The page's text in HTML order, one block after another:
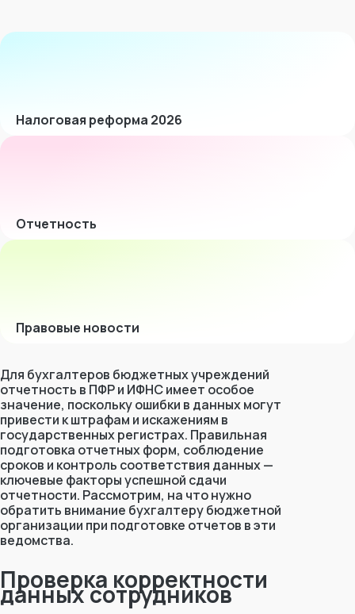
Для бухгалтеров бюджетных учреждений
отчетность в ПФР и ИФНС имеет особое
значение, поскольку ошибки в данных могут
привести к штрафам и искажениям в
государственных регистрах. Правильная
подготовка отчетных форм, соблюдение
сроков и контроль соответствия данных —
ключевые факторы успешной сдачи
отчетности. Рассмотрим, на что нужно
обратить внимание бухгалтеру бюджетной
организации при подготовке отчетов в эти
ведомства.
Проверка корректности
данных сотрудников
Налоговая реформа 2026
Отчетность
Правовые новости